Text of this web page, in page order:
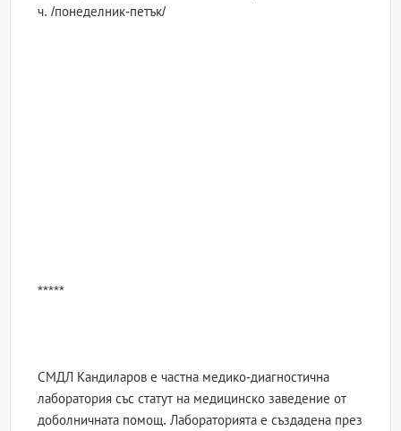
ч. /понеделник-петък/
*****
СМДЛ Кандиларов е частна медико-диагностична
лаборатория със статут на медицинско заведение от
доболничната помощ. Лабораторията е създадена през